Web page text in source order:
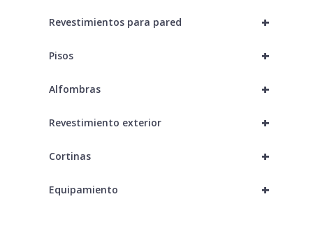
+
Revestimientos para pared
+
Pisos
+
Alfombras
+
Revestimiento exterior
+
Cortinas
+
Equipamiento